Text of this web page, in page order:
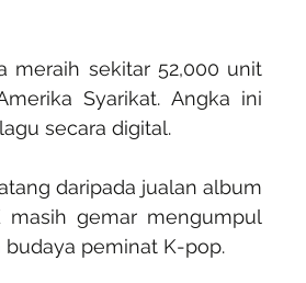
meraih sekitar 52,000 unit
Syarikat. Angka ini
secara digital.
daripada jualan album
masih gemar mengumpul
peminat K-pop.